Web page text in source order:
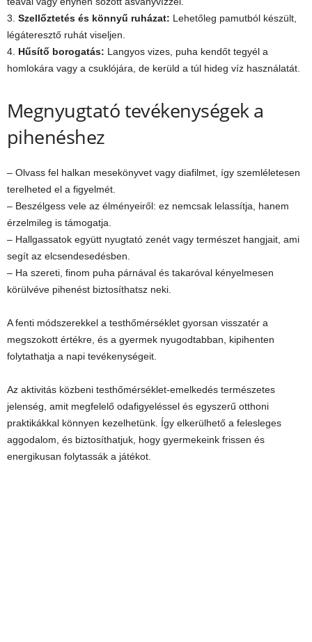
3. Szellőztetés és könnyű ruházat: Lehetőleg pamutból készült,
légáteresztő ruhát viseljen.
4. Hűsítő borogatás: Langyos vizes, puha kendőt tegyél a
homlokára vagy a csuklójára, de kerüld a túl hideg víz használatát.
Megnyugtató tevékenységek a
pihenéshez
– Olvass fel halkan mesekönyvet vagy diafilmet, így szemléletesen
terelheted el a figyelmét.
– Beszélgess vele az élményeiről: ez nemcsak lelassítja, hanem
érzelmileg is támogatja.
– Hallgassatok együtt nyugtató zenét vagy természet hangjait, ami
segít az elcsendesedésben.
– Ha szereti, finom puha párnával és takaróval kényelmesen
körülvéve pihenést biztosíthatsz neki.
A fenti módszerekkel a testhőmérséklet gyorsan visszatér a
megszokott értékre, és a gyermek nyugodtabban, kipihenten
folytathatja a napi tevékenységeit.
Az aktivitás közbeni testhőmérséklet-emelkedés természetes
jelenség, amit megfelelő odafigyeléssel és egyszerű otthoni
praktikákkal könnyen kezelhetünk. Így elkerülhető a felesleges
aggodalom, és biztosíthatjuk, hogy gyermekeink frissen és
energikusan folytassák a játékot.